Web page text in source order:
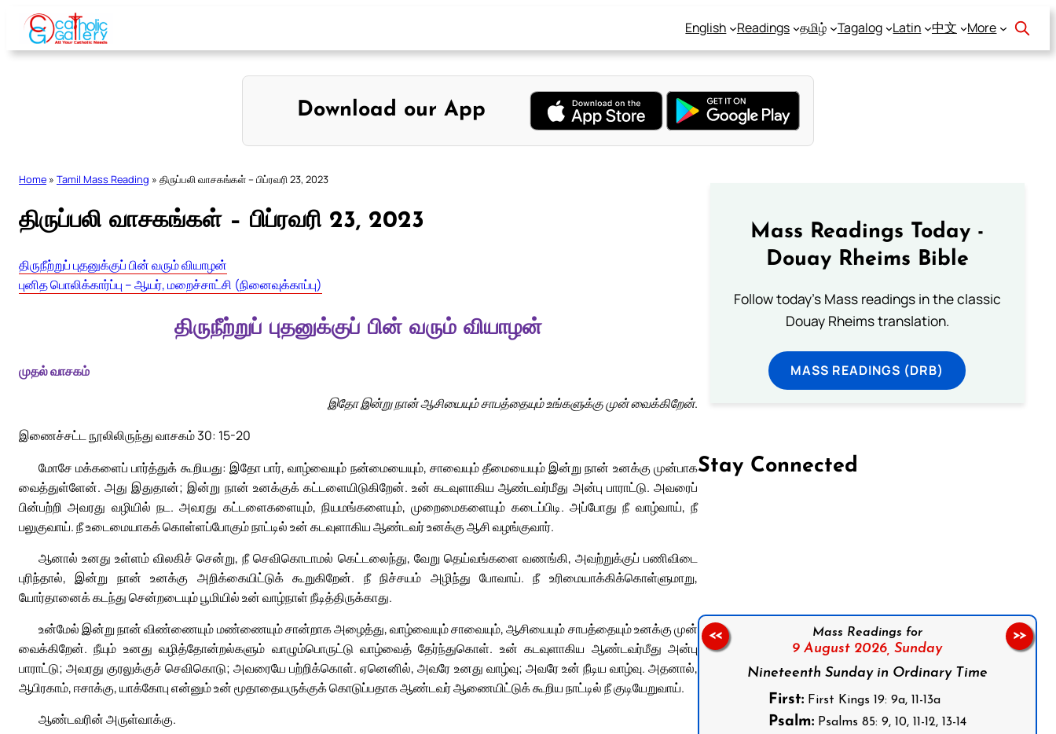
Skip
content
English Readings தமிழ் Tagalog Latin 中文 More
Download our App
Home » Tamil Mass Reading » திருப்பலி வாசகங்கள் – பிப்ரவரி 23, 2023
திருப்பலி வாசகங்கள் – பிப்ரவரி 23, 2023
திருநீற்றுப் புதனுக்குப் பின் வரும் வியாழன்
புனித பொலிக்கார்ப்பு – ஆயர், மறைச்சாட்சி (நினைவுக்காப்பு)
திருநீற்றுப் புதனுக்குப் பின் வரும் வியாழன்
முதல் வாசகம்
இதோ இன்று நான் ஆசியையும் சாபத்தையும் உங்களுக்கு முன் வைக்கிறேன்.
இணைச்சட்ட நூலிலிருந்து வாசகம் 30: 15-20
மோசே மக்களைப் பார்த்துக் கூறியது: இதோ பார், வாழ்வையும் நன்மையையும், சாவையும் தீமையையும் இன்று நான் உனக்கு முன்பாக
வைத்துள்ளேன். அது இதுதான்; இன்று நான் உனக்குக் கட்டளையிடுகிறேன். உன் கடவுளாகிய ஆண்டவர்மீது அன்பு பாராட்டு. அவரைப்
பின்பற்றி அவரது வழியில் நட. அவரது கட்டளைகளையும், நியமங்களையும், முறைமைகளையும் கடைப்பிடி. அப்போது நீ வாழ்வாய், நீ
பலுகுவாய். நீ உடைமையாகக் கொள்ளப்போகும் நாட்டில் உன் கடவுளாகிய ஆண்டவர் உனக்கு ஆசி வழங்குவார்.
ஆனால் உனது உள்ளம் விலகிச் சென்று, நீ செவிகொடாமல் கெட்டலைந்து, வேறு தெய்வங்களை வணங்கி, அவற்றுக்குப் பணிவிடை
புரிந்தால், இன்று நான் உனக்கு அறிக்கையிட்டுக் கூறுகிறேன். நீ நிச்சயம் அழிந்து போவாய். நீ உரிமையாக்கிக்கொள்ளுமாறு,
யோர்தானைக் கடந்து சென்றடையும் பூமியில் உன் வாழ்நாள் நீடித்திருக்காது.
உன்மேல் இன்று நான் விண்ணையும் மண்ணையும் சான்றாக அழைத்து, வாழ்வையும் சாவையும், ஆசியையும் சாபத்தையும் உனக்கு முன்
வைக்கிறேன். நீயும் உனது வழித்தோன்றல்களும் வாழும்பொருட்டு வாழ்வைத் தேர்ந்துகொள். உன் கடவுளாகிய ஆண்டவர்மீது அன்பு
பாராட்டு; அவரது குரலுக்குச் செவிகொடு; அவரையே பற்றிக்கொள். ஏனெனில், அவரே உனது வாழ்வு; அவரே உன் நீடிய வாழ்வு. அதனால்,
ஆபிரகாம், ஈசாக்கு, யாக்கோபு என்னும் உன் மூதாதையருக்குக் கொடுப்பதாக ஆண்டவர் ஆணையிட்டுக் கூறிய நாட்டில் நீ குடியேறுவாய்.
ஆண்டவரின் அருள்வாக்கு.
Mass Readings Today -
Douay Rheims Bible
Follow today's Mass readings in the classic
Douay Rheims translation.
MASS READINGS (DRB)
Stay Connected
Mass Readings for
9 August 2026, Sunday
Nineteenth Sunday in Ordinary Time
First:First Kings 19: 9a, 11-13a
Psalm:Psalms 85: 9, 10, 11-12, 13-14
<< >>